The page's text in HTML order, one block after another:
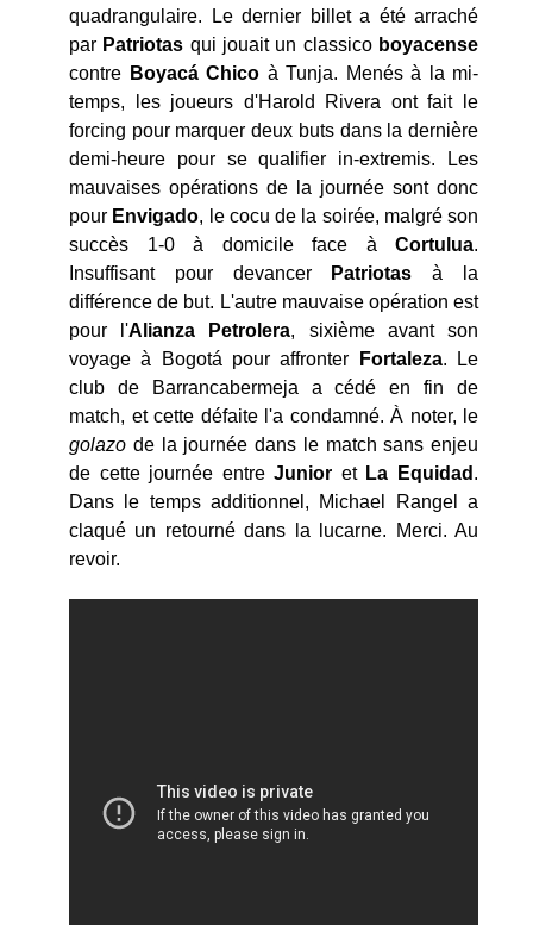
quadrangulaire. Le dernier billet a été arraché
par Patriotas qui jouait un classico boyacense
contre Boyacá Chico à Tunja. Menés à la mi-
temps, les joueurs d'Harold Rivera ont fait le
forcing pour marquer deux buts dans la dernière
demi-heure pour se qualifier in-extremis. Les
mauvaises opérations de la journée sont donc
pour Envigado, le cocu de la soirée, malgré son
succès 1-0 à domicile face à Cortulua.
Insuffisant pour devancer
Patriotas à la
différence de but. L'autre mauvaise opération est
pour l'Alianza Petrolera, sixième avant son
voyage à Bogotá pour affronter
Fortaleza. Le
club de Barrancabermeja a cédé en fin de
match, et cette défaite l'a condamné. À noter, le
golazo de la journée dans le match sans enjeu
de cette journée entreJunior et La Equidad .
Dans le temps additionnel, Michael Rangel a
claqué un retourné dans la lucarne. Merci. Au
revoir.